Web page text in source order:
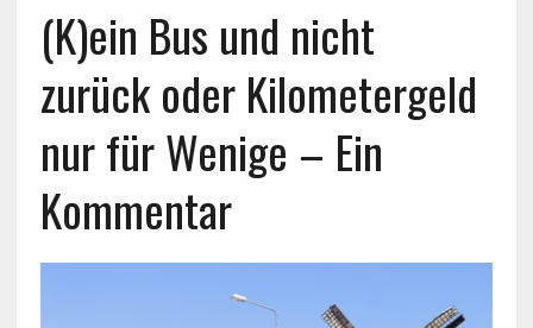
(K)ein Bus und nicht
zurück oder Kilometergeld
nur für Wenige – Ein
Kommentar